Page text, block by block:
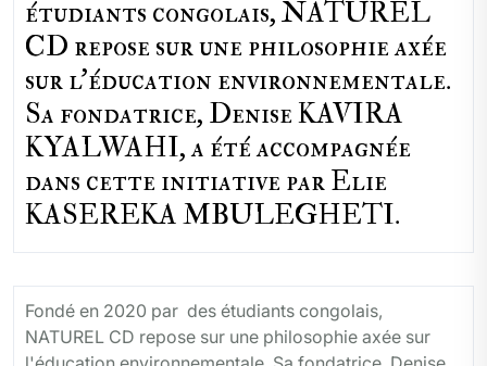
étudiants congolais, NATUREL
CD repose sur une philosophie axée
sur l'éducation environnementale.
Sa fondatrice, Denise KAVIRA
KYALWAHI, a été accompagnée
dans cette initiative par Elie
KASEREKA MBULEGHETI.
Fondé en 2020 par des étudiants congolais,
NATUREL CD repose sur une philosophie axée sur